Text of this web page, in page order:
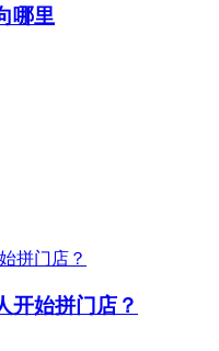
哪里
开始拼门店？